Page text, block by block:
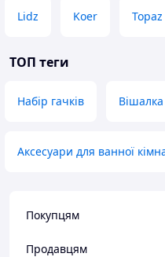
Lidz Koer Topaz
ТОП теги
Набір гачків
Аксесуари для ванної
Покупцям
Продавцям